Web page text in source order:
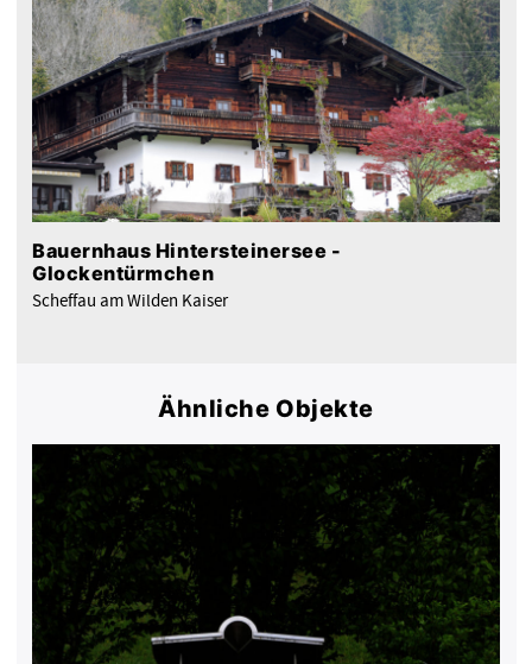
Bauernhaus Hintersteinersee -
Glockentürmchen
Scheffau am Wilden Kaiser
Ähnliche Objekte